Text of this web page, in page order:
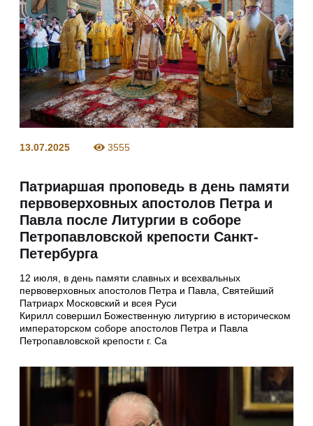
13.07.2025 3555
Патриаршая проповедь в день памяти
первоверховных апостолов Петра и
Павла после Литургии в соборе
Петропавловской крепости Санкт-
Петербурга
12 июля, в день памяти славных и всехвальных
первоверховных апостолов Петра и Павла, Святейший
Патриарх Московский и всея Руси
Кирилл совершил Божественную литургию в историческом
императорском соборе апостолов Петра и Павла
Петропавловской крепости г. Са